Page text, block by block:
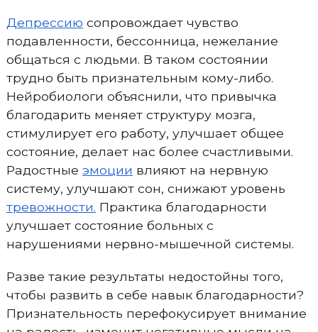
Депрессию сопровождает чувство
подавленности, бессонница, нежелание
общаться с людьми. В таком состоянии
трудно быть признательным кому-либо.
Нейробиологи объяснили, что привычка
благодарить меняет структуру мозга,
стимулирует его работу, улучшает общее
состояние, делает нас более счастливыми.
Радостные эмоции влияют на нервную
систему, улучшают сон, снижают уровень
тревожности. Практика благодарности
улучшает состояние больных с
нарушениями нервно-мышечной системы.
Разве такие результаты недостойны того,
чтобы развить в себе навык благодарности?
Признательность перефокусирует внимание